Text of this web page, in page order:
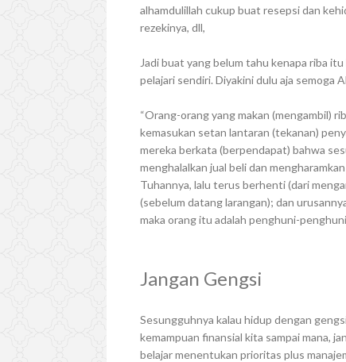
alhamdulillah cukup buat resepsi dan
rezekinya, dll,
Jadi buat yang belum tahu kenapa riba
pelajari sendiri. Diyakini dulu aja semoga
“Orang-orang yang makan (mengambil)
kemasukan setan lantaran (tekanan)
mereka berkata (berpendapat) bahwa
menghalalkan jual beli dan
Tuhannya, lalu terus berhenti (dari
(sebelum datang larangan); dan
maka orang itu adalah penghuni-
Jangan Gengsi
Sesungguhnya kalau hidup dengan
kemampuan finansial kita sampai mana,
belajar menentukan prioritas plus